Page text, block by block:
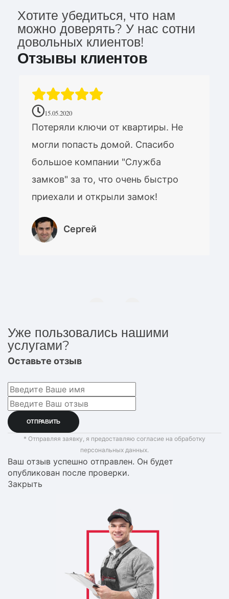
Хотите убедиться, что нам
можно доверять? У нас сотни
довольных клиентов!
Отзывы клиентов
15.05.2020
Потеряли ключи от квартиры. Не
могли попасть домой. Спасибо
большое компании "Служба
замков" за то, что очень быстро
приехали и открыли замок!
Сергей
Уже пользовались нашими
услугами?
Оставьте отзыв
* Отправляя заявку, я предоставляю согласие на обработку
персональных данных.
Ваш отзыв успешно отправлен. Он будет
опубликован после проверки.
Закрыть